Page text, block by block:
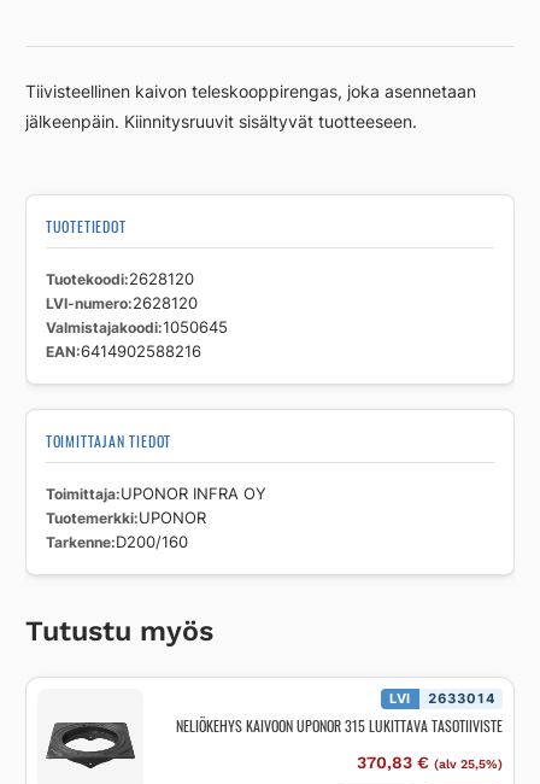
määrä
Tiivisteellinen kaivon teleskooppirengas, joka asennetaan
jälkeenpäin. Kiinnitysruuvit sisältyvät tuotteeseen.
TUOTETIEDOT
Tuotekoodi 2628120
LVI-numero 2628120
Valmistajakoodi 1050645
EAN 6414902588216
TOIMITTAJAN TIEDOT
Toimittaja UPONOR INFRA OY
Tuotemerkki UPONOR
Tarkenne D200/160
Tutustu myös
LVI 2633014
NELIÖKEHYS KAIVOON UPONOR 315 LUKITTAVA TASOTIIVISTE
370,83 € (alv 25,5%)